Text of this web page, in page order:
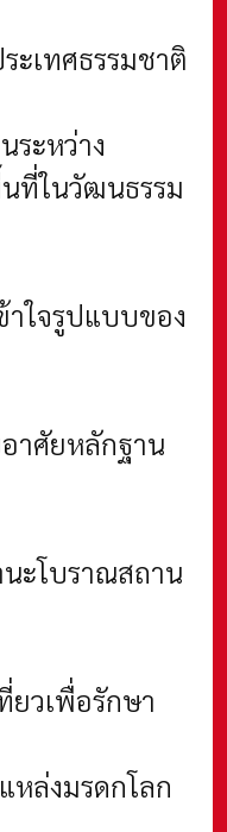
เทศธรรมชาติ
ระหว่าง
ที่ในวัฒนธรรม
าใจรูปแบบของ
าศัยหลักฐาน
ะโบราณสถาน
ยวเพื่อรักษา
หล่งมรดกโลก